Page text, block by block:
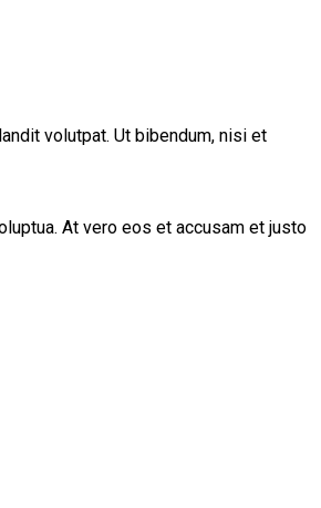
volutpat. Ut bibendum, nisi et
At vero eos et accusam et justo